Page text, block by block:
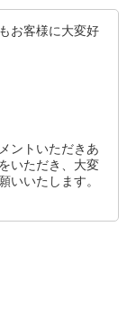
お客様に大変好
ントいただきあ
いただき、大変
いいたします。